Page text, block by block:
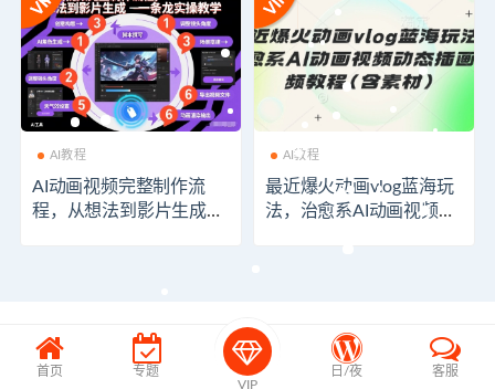
AI教程
AI动画视频完整制作流
程，从想法到影片生成一
AI教程
最近爆火动画vlog蓝海玩
法，治愈系AI动画视频动
首页
专题
VIP
日/夜 客服